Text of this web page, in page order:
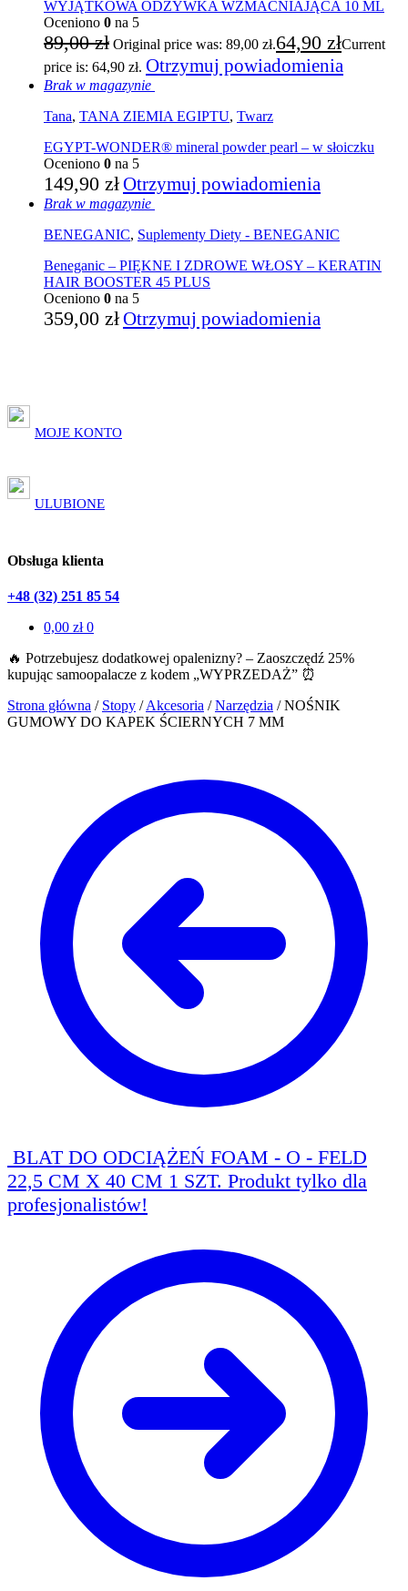
WYJĄTKOWA ODŻYWKA WZMACNIAJĄCA 10 ML
Oceniono 0 na 5
89,00zł Original price was: 89,00 zł.64,90 złCurrent
price is: 64,90 zł. Otrzymuj powiadomienia
Brak w magazynie
Tana, TANA ZIEMIA EGIPTU, Twarz
EGYPT-WONDER® mineral powder pearl – w słoiczku
Oceniono 0 na 5
149,90 złOtrzymuj powiadomienia
Brak w magazynie
BENEGANIC, Suplementy Diety - BENEGANIC
Beneganic – PIĘKNE I ZDROWE WŁOSY – KERATIN
HAIR BOOSTER 45 PLUS
Oceniono 0 na 5
359,00 złOtrzymuj powiadomienia
MOJE KONTO
ULUBIONE
Obsługa klienta
+48 (32) 251 85 54
0,00 zł 0
🔥 Potrzebujesz dodatkowej opalenizny? – Zaoszczędź 25%
kupując samoopalacze z kodem „WYPRZEDAŻ” ⏰
Strona główna / Stopy /Akcesoria /Narzędzia /NOŚNIK
GUMOWY DO KAPEK ŚCIERNYCH 7 MM
BLAT DO ODCIĄŻEŃ FOAM - O - FELD
22,5 CM X 40 CM 1 SZT. Produkt tylko dla
profesjonalistów!